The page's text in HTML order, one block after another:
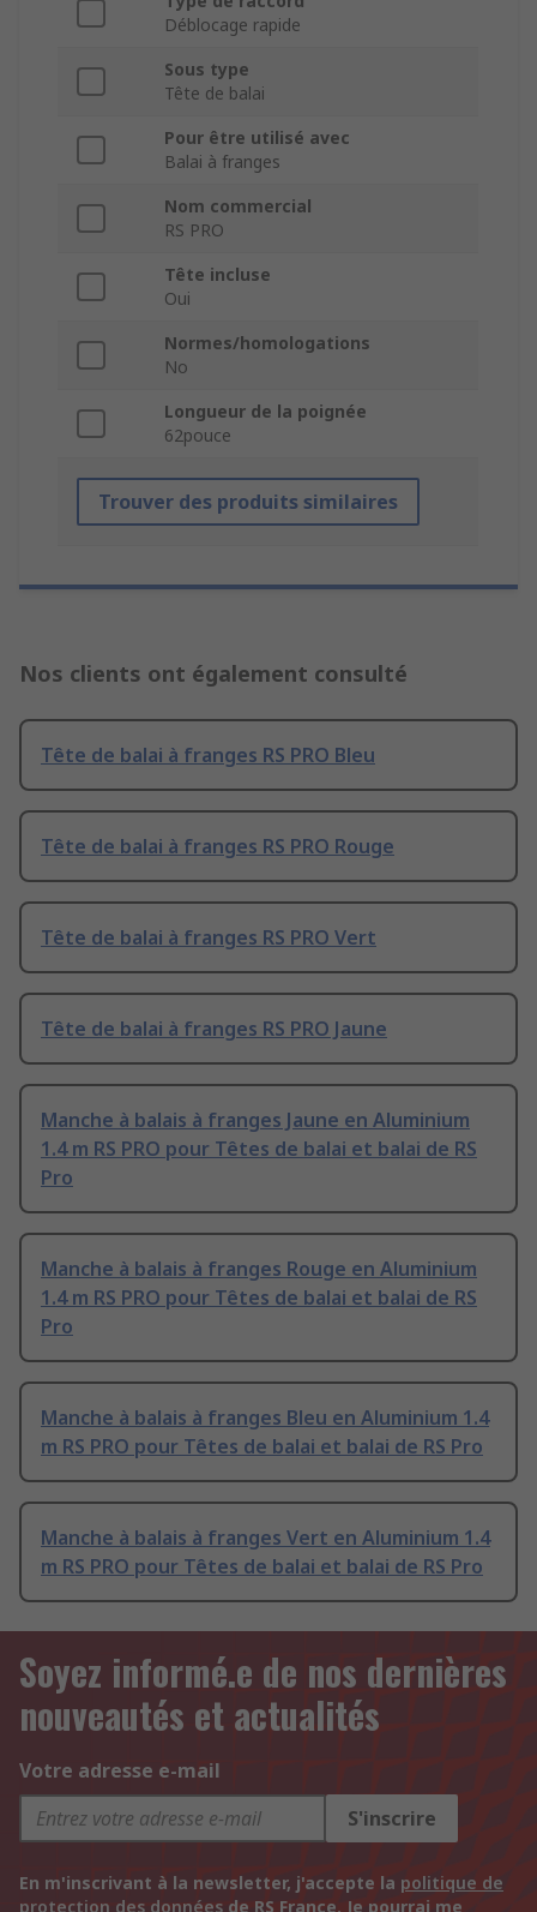
Déblocage rapide
Sous type
Tête de balai
Pour être utilisé avec
Balai à franges
Nom commercial
RS PRO
Tête incluse
Oui
Normes/homologations
No
Longueur de la poignée
62pouce
Trouver des produits similaires
Nos clients ont également consulté
Tête de balai à franges RS PRO Bleu
Tête de balai à franges RS PRO Rouge
Tête de balai à franges RS PRO Vert
Tête de balai à franges RS PRO Jaune
Manche à balais à franges Jaune en Aluminium
1.4 m RS PRO pour Têtes de balai et balai de RS
Pro
Manche à balais à franges Rouge en Aluminium
1.4 m RS PRO pour Têtes de balai et balai de RS
Pro
Manche à balais à franges Bleu en Aluminium 1.4
m RS PRO pour Têtes de balai et balai de RS Pro
Manche à balais à franges Vert en Aluminium 1.4
m RS PRO pour Têtes de balai et balai de RS Pro
Soyez informé.e de nos dernières
nouveautés et actualités
Votre adresse e-mail
S'inscrire
En m'inscrivant à la newsletter, j'accepte la politique de
protection des données de RS France. Je pourrai me